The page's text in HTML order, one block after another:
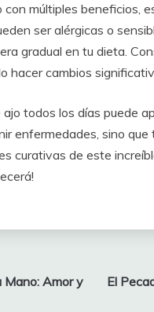
múltiples beneficios,
ser alérgicas o
gradual en tu dieta.
hacer cambios
todos los días puede
enfermedades, sino
curativas de este
Mano: Amor y
El